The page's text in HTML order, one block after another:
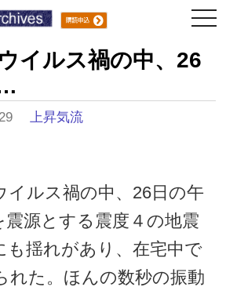
イルス禍の中、26
29上昇気流
ルス禍の中、26日の午
震源とする震度４の地震
も揺れがあり、在宅中で
れた。ほんの数秒の振動